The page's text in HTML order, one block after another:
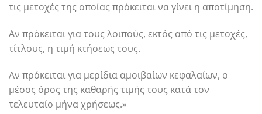
τις μετοχές της οποίας πρόκειται να γίνει η αποτίμηση.
Αν πρόκειται για τους λοιπούς, εκτός από τις μετοχές,
τίτλους, η τιμή κτήσεως τους.
Αν πρόκειται για μερίδια αμοιβαίων κεφαλαίων, ο
μέσος όρος της καθαρής τιμής τους κατά τον
τελευταίο μήνα χρήσεως.»